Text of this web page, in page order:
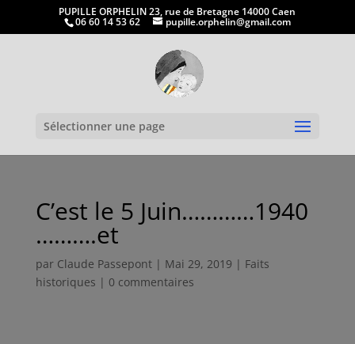
PUPILLE ORPHELIN 23, rue de Bretagne 14000 Caen
06 60 14 53 62 pupille.orphelin@gmail.com
Sélectionner une page
C’est le 5 Juin…………1940
……….et
par Claude Passepont| Mai 29, 2019 | Faits
historiques | 0 commentaires